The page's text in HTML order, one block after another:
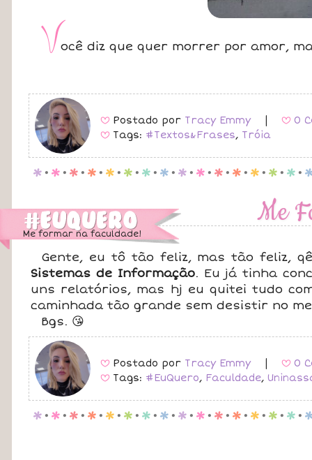
Você diz que quer morrer por amor,
B Postado por Tracy Emmy B 0
B Tags: #Textos&Frases, Tróia
p . p . p . p . p . p . p . p . p . p . p . p . p . p . p .
Me
Me formar na faculdade!
Gente, eu tô tão feliz, mas tão feliz,
Sistemas de Informação. Eu já tinha
uns relatórios, mas hj eu quitei tudo
caminhada tão grande sem desistir no
Bgs. 😘
B Postado por Tracy Emmy B 0
B Tags: #EuQuero, Faculdade,
p . p . p . p . p . p . p . p . p . p . p . p . p . p . p .